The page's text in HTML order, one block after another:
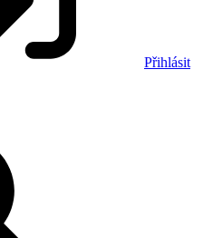
Přihlásit